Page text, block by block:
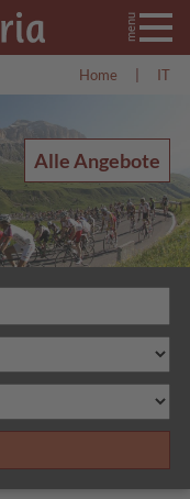
Home IT
Alle Angebote